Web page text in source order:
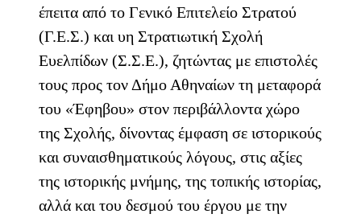
έπειτα από το Γενικό Επιτελείο Στρατού
(Γ.Ε.Σ.) και υη Στρατιωτική Σχολή
Ευελπίδων (Σ.Σ.Ε.), ζητώντας με επιστολές
τους προς τον Δήμο Αθηναίων τη μεταφορά
του «Έφηβου» στον περιβάλλοντα χώρο
της Σχολής, δίνοντας έμφαση σε ιστορικούς
και συναισθηματικούς λόγους, στις αξίες
της ιστορικής μνήμης, της τοπικής ιστορίας,
αλλά και του δεσμού του έργου με την